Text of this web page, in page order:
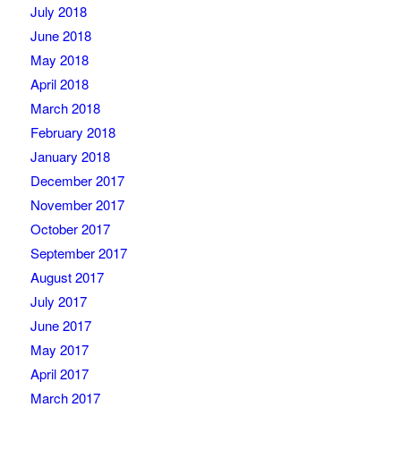
July 2018
June 2018
May 2018
April 2018
March 2018
February 2018
January 2018
December 2017
November 2017
October 2017
September 2017
August 2017
July 2017
June 2017
May 2017
April 2017
March 2017